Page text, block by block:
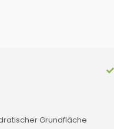
Grundfläche